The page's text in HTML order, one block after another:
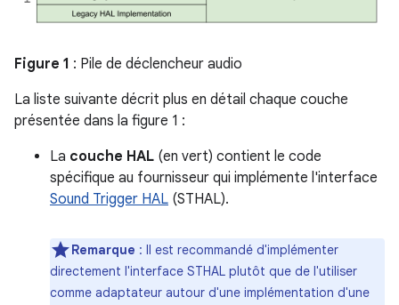
Figure 1 : Pile de déclencheur audio
La liste suivante décrit plus en détail chaque couche
présentée dans la figure 1 :
La couche HAL (en vert) contient le code
spécifique au fournisseur qui implémente l'interface
Sound Trigger HAL (STHAL).
Remarque : Il est recommandé d'implémenter
directement l'interface STHAL plutôt que de l'utiliser
comme adaptateur autour d'une implémentation d'une